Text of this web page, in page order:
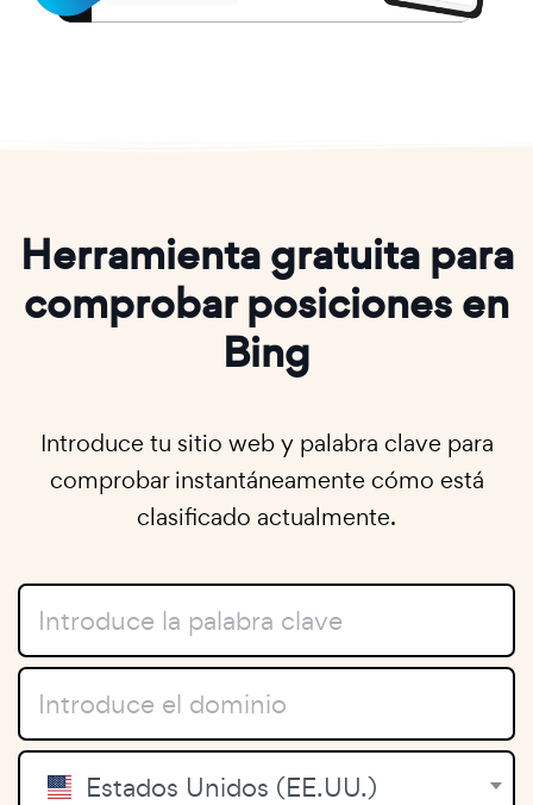
Herramienta gratuita para
comprobar posiciones en
Bing
Introduce tu sitio web y palabra clave para
comprobar instantáneamente cómo está
clasificado actualmente.
Estados Unidos (EE.UU.)